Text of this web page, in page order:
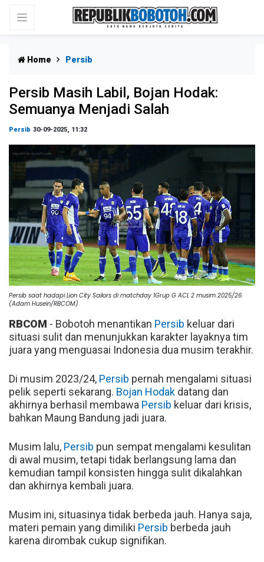
Home Persib
Persib Masih Labil, Bojan Hodak:
Semuanya Menjadi Salah
Persib 30-09-2025, 11:32
Persib saat hadapi Lion City Sailors di matchday 1Grup G ACL 2 musim 2025/26.
(Adam Husein/RBCOM)
RBCOM - Bobotoh menantikan Persib keluar dari
situasi sulit dan menunjukkan karakter layaknya tim
juara yang menguasai Indonesia dua musim terakhir.
Di musim 2023/24, Persib pernah mengalami situasi
pelik seperti sekarang. Bojan Hodak datang dan
akhirnya berhasil membawa Persib keluar dari krisis,
bahkan Maung Bandung jadi juara.
Musim lalu, Persib pun sempat mengalami kesulitan
di awal musim, tetapi tidak berlangsung lama dan
kemudian tampil konsisten hingga sulit dikalahkan
dan akhirnya kembali juara.
Musim ini, situasinya tidak berbeda jauh. Hanya saja,
materi pemain yang dimiliki Persib berbeda jauh
karena dirombak cukup signifikan.